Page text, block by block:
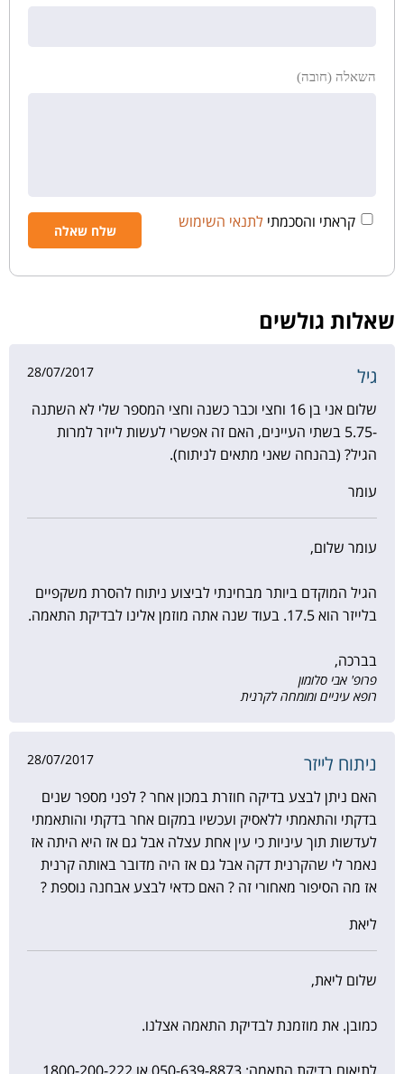
השאלה (חובה)
קראתי והסכמתי לתנאי השימוש
שאלות גולשים
גיל 28/07/2017
שלום אני בן 16 וחצי וכבר כשנה וחצי המספר שלי לא השתנה
-5.75 בשתי העיינים, האם זה אפשרי לעשות לייזר למרות
הגיל? (בהנחה שאני מתאים לניתוח).
עומר
עומר שלום,
הגיל המוקדם ביותר מבחינתי לביצוע ניתוח להסרת משקפיים
בלייזר הוא 17.5. בעוד שנה אתה מוזמן אלינו לבדיקת התאמה.
בברכה,
פרופ' אבי סלומון
רופא עיניים ומומחה לקרנית
ניתוח לייזר 28/07/2017
האם ניתן לבצע בדיקה חוזרת במכון אחר ? לפני מספר שנים
בדקתי והתאמתי ללאסיק ועכשיו במקום אחר בדקתי והותאמתי
לעדשות תוך עיניות כי עין אחת עצלה אבל גם אז היא היתה אז
נאמר לי שהקרנית דקה אבל גם אז היה מדובר באותה קרנית
אז מה הסיפור מאחורי זה ? האם כדאי לבצע אבחנה נוספת ?
ליאת
שלום ליאת,
כמובן. את מוזמנת לבדיקת התאמה אצלנו.